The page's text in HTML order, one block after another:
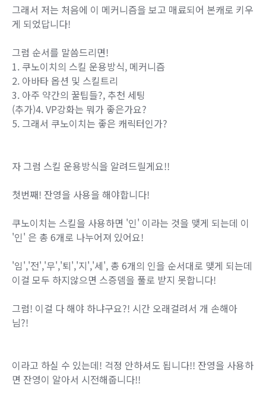
그래서 저는 처음에 이 메커니즘을 보고 매료되어 본캐로 키우
게 되었답니다!
그럼 순서를 말씀드리면!
1. 쿠노이치의 스킬 운용방식, 메커니즘
2. 아바타 옵션 및 스킬트리
3. 아주 약간의 꿀팁들?, 추천 세팅
(추가)4. VP강화는 뭐가 좋은가요?
5. 그래서 쿠노이치는 좋은 캐릭터인가?
자 그럼 스킬 운용방식을 알려드릴게요!!
첫번째! 잔영을 사용을 해야합니다!
쿠노이치는 스킬을 사용하면 '인' 이라는 것을 맺게 되는데 이
'인' 은 총 6개로 나누어져 있어요!
'임','전','무','퇴','지','세', 총 6개의 인을 순서대로 맺게 되는데
이걸 모두 하지않으면 스증뎀을 풀로 받지 못합니다!
그럼! 이걸 다 해야 하냐구요?! 시간 오래걸려서 개 손해아
님?!
이라고 하실 수 있는데! 걱정 안하셔도 됩니다!! 잔영을 사용하
면 잔영이 알아서 시전해줍니다!!